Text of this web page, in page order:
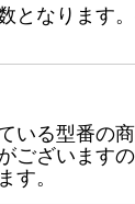
となります
いる型番の
ございます
す。